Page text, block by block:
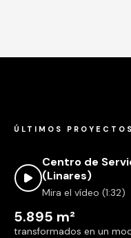
ÚLTIMOS
Centro de
(Linares)
Mira el vídeo (1:32)
5.895 m²
transformados en un